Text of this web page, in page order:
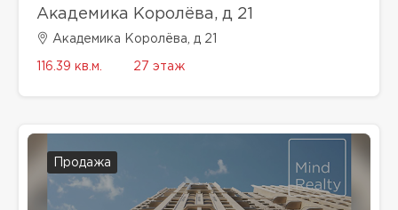
Академика Королёва, д 21
Академика Королёва, д 21
116.39 кв.м. 27 этаж
Продажа